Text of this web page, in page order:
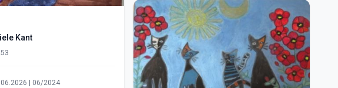
Kant
09.06.2026 | 06/2024